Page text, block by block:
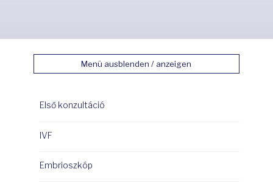
Menü ausblenden / anzeigen
Első konzultáció
IVF
Embrioszkóp